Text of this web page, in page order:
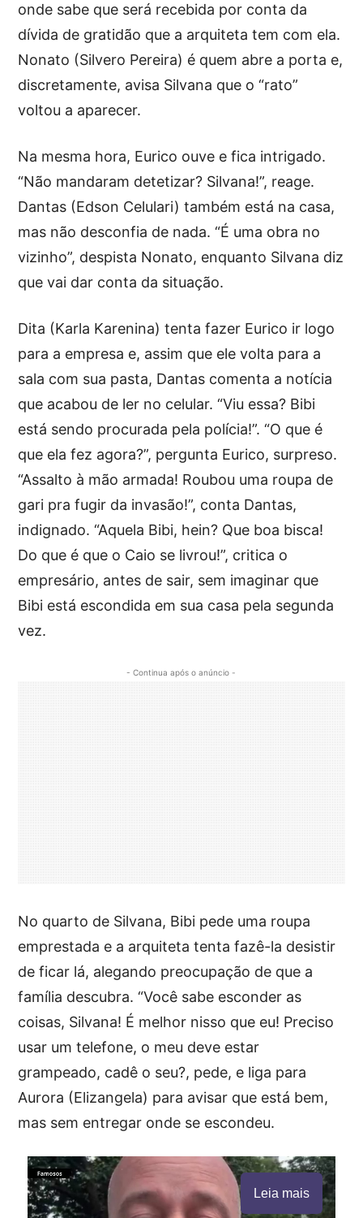
onde sabe que será recebida por conta da
dívida de gratidão que a arquiteta tem com ela.
Nonato (Silvero Pereira) é quem abre a porta e,
discretamente, avisa Silvana que o “rato”
voltou a aparecer.
Na mesma hora, Eurico ouve e fica intrigado.
“Não mandaram detetizar? Silvana!”, reage.
Dantas (Edson Celulari) também está na casa,
mas não desconfia de nada. “É uma obra no
vizinho”, despista Nonato, enquanto Silvana diz
que vai dar conta da situação.
Dita (Karla Karenina) tenta fazer Eurico ir logo
para a empresa e, assim que ele volta para a
sala com sua pasta, Dantas comenta a notícia
que acabou de ler no celular. “Viu essa? Bibi
está sendo procurada pela polícia!”. “O que é
que ela fez agora?”, pergunta Eurico, surpreso.
“Assalto à mão armada! Roubou uma roupa de
gari pra fugir da invasão!”, conta Dantas,
indignado. “Aquela Bibi, hein? Que boa bisca!
Do que é que o Caio se livrou!”, critica o
empresário, antes de sair, sem imaginar que
Bibi está escondida em sua casa pela segunda
vez.
- Continua após o anúncio -
No quarto de Silvana, Bibi pede uma roupa
emprestada e a arquiteta tenta fazê-la desistir
de ficar lá, alegando preocupação de que a
família descubra. “Você sabe esconder as
coisas, Silvana! É melhor nisso que eu! Preciso
usar um telefone, o meu deve estar
grampeado, cadê o seu?, pede, e liga para
Aurora (Elizangela) para avisar que está bem,
mas sem entregar onde se escondeu.
Leia mais